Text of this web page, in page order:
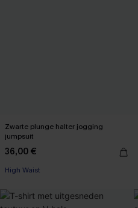
Zwarte plunge halter jogging
jumpsuit
36,00 €
High Waist